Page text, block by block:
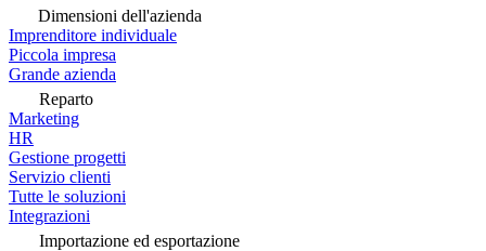
Dimensioni dell'azienda
Imprenditore individuale
Piccola impresa
Grande azienda
Reparto
Marketing
HR
Gestione progetti
Servizio clienti
Tutte le soluzioni
Integrazioni
Importazione ed esportazione